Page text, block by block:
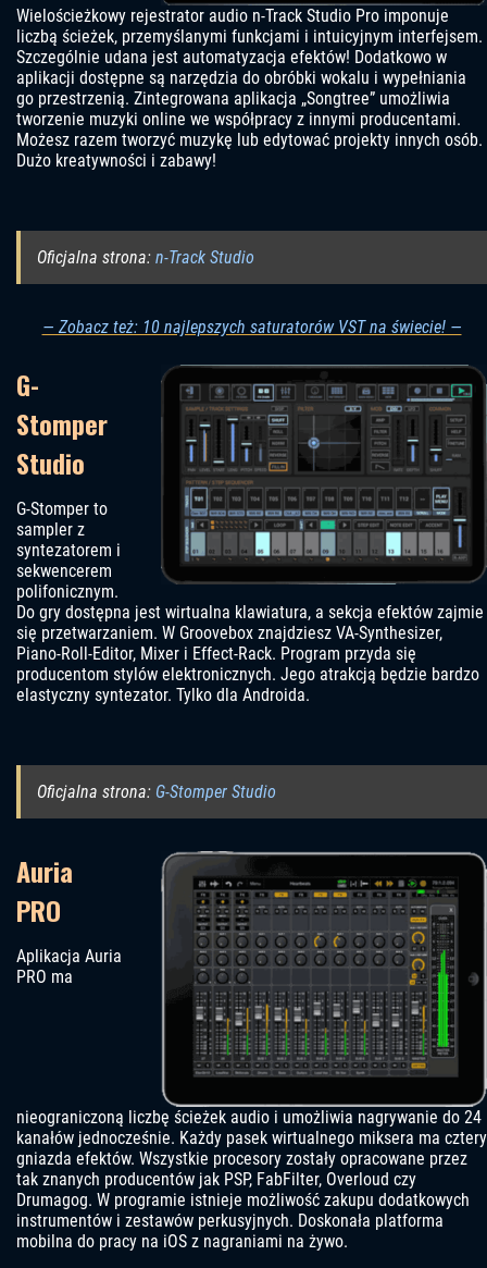
Wielościeżkowy rejestrator audio n-Track Studio Pro imponuje
liczbą ścieżek, przemyślanymi funkcjami i intuicyjnym interfejsem.
Szczególnie udana jest automatyzacja efektów! Dodatkowo w
aplikacji dostępne są narzędzia do obróbki wokalu i wypełniania
go przestrzenią. Zintegrowana aplikacja „Songtree” umożliwia
tworzenie muzyki online we współpracy z innymi producentami.
Możesz razem tworzyć muzykę lub edytować projekty innych osób.
Dużo kreatywności i zabawy!
Oficjalna strona: n-Track Studio
— Zobacz też: 10 najlepszych saturatorów VST na świecie! —
G-
Stomper
Studio
G-Stomper to
sampler z
syntezatorem i
sekwencerem
polifonicznym.
Do gry dostępna jest wirtualna klawiatura, a sekcja efektów zajmie
się przetwarzaniem. W Groovebox znajdziesz VA-Synthesizer,
Piano-Roll-Editor, Mixer i Effect-Rack. Program przyda się
producentom stylów elektronicznych. Jego atrakcją będzie bardzo
elastyczny syntezator. Tylko dla Androida.
Oficjalna strona: G-Stomper Studio
Auria
PRO
Aplikacja Auria
PRO ma
nieograniczoną liczbę ścieżek audio i umożliwia nagrywanie do 24
kanałów jednocześnie. Każdy pasek wirtualnego miksera ma cztery
gniazda efektów. Wszystkie procesory zostały opracowane przez
tak znanych producentów jak PSP, FabFilter, Overloud czy
Drumagog. W programie istnieje możliwość zakupu dodatkowych
instrumentów i zestawów perkusyjnych. Doskonała platforma
mobilna do pracy na iOS z nagraniami na żywo.